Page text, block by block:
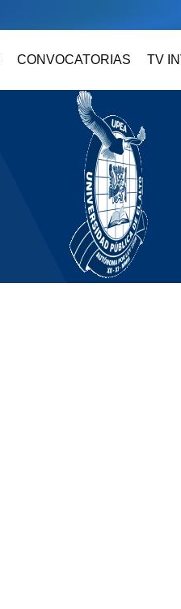
CONVOCATORIAS TV